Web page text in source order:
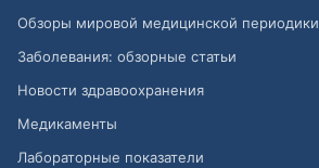
Обзоры мировой медицинской периодики
Заболевания: обзорные статьи
Новости здравоохранения
Медикаменты
Лабораторные показатели